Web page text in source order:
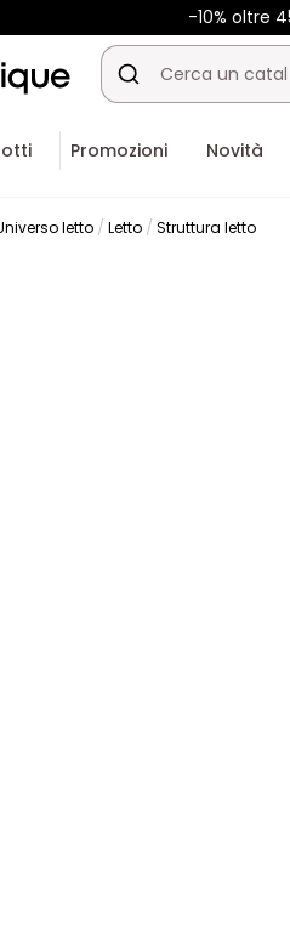
-10% oltre
Promozioni Novità
letto Letto Struttura letto